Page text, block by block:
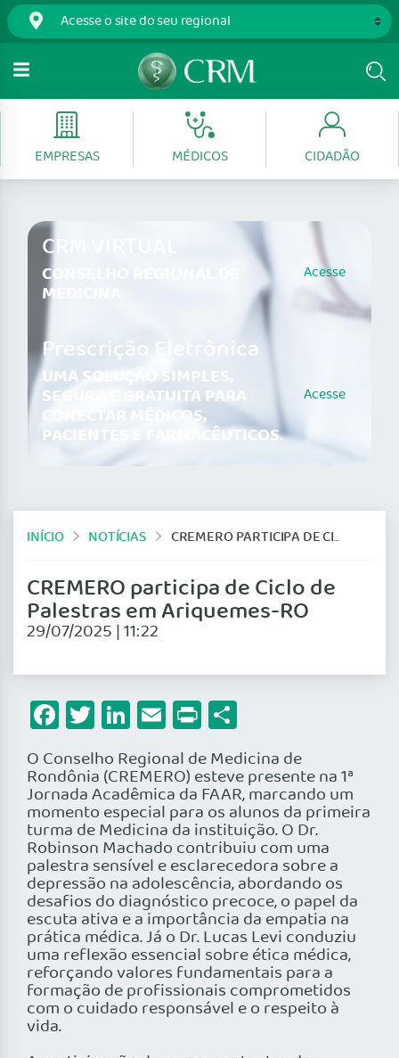
EMPRESAS MÉDICOS CIDADÃO
CRM VIRTUAL
CONSELHO REGIONAL DE
MEDICINA
Acesse
Prescrição Eletrônica
UMA SOLUÇÃO SIMPLES,
SEGURA E GRATUITA PARA
CONECTAR MÉDICOS,
PACIENTES E FARMACÊUTICOS.
Acesse
INÍCIO NOTÍCIAS CREMERO PARTICIPA DE CICLO DE PALESTRAS EM ARIQUEMES-RO
CREMERO participa de Ciclo de
Palestras em Ariquemes-RO
29/07/2025 | 11:22
Facebook
Twitter
LinkedIn
Email
Print
O Conselho Regional de Medicina de
Rondônia (CREMERO) esteve presente na 1ª
Jornada Acadêmica da FAAR, marcando um
momento especial para os alunos da primeira
turma de Medicina da instituição. O Dr.
Robinson Machado contribuiu com uma
palestra sensível e esclarecedora sobre a
depressão na adolescência, abordando os
desafios do diagnóstico precoce, o papel da
escuta ativa e a importância da empatia na
prática médica. Já o Dr. Lucas Levi conduziu
uma reflexão essencial sobre ética médica,
reforçando valores fundamentais para a
formação de profissionais comprometidos
com o cuidado responsável e o respeito à
vida.